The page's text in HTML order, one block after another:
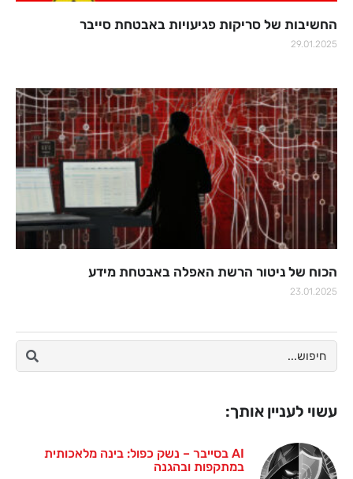
עשוי לעניין אותך:
AI בסייבר – נשק כפול: בינה מלאכותית
במתקפות ובהגנה
החשיבות של סריקות פגיעויות באבטחת סייבר
29.01.2025
הכוח של ניטור הרשת האפלה באבטחת מידע
23.01.2025